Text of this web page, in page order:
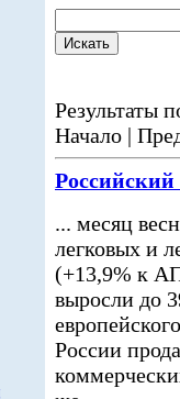
Результаты
Начало |
... месяц
легковых и
(+13,9% к
выросли до
России